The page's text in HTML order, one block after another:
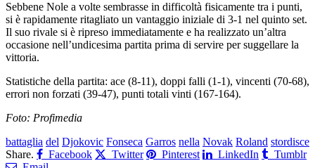
Sebbene Nole a volte sembrasse in difficoltà fisicamente tra i punti,
si è rapidamente ritagliato un vantaggio iniziale di 3-1 nel quinto set.
Il suo rivale si è ripreso immediatamente e ha realizzato un’altra
occasione nell’undicesima partita prima di servire per suggellare la
vittoria.
Statistiche della partita: ace (8-11), doppi falli (1-1), vincenti (70-68),
errori non forzati (39-47), punti totali vinti (167-164).
Foto: Profimedia
battaglia del Djokovic Fonseca Garros nella Novak Roland stordisce
Share.
Facebook Twitter Pinterest LinkedIn
Tumblr